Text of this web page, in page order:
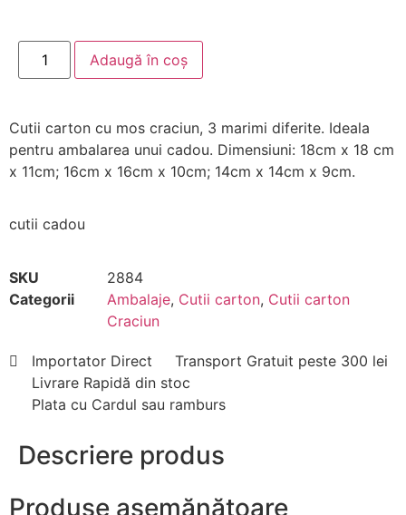
Adaugă în coș
Cutii carton cu mos craciun, 3 marimi diferite. Ideala
pentru ambalarea unui cadou. Dimensiuni: 18cm x 18 cm
x 11cm; 16cm x 16cm x 10cm; 14cm x 14cm x 9cm.
cutii cadou
SKU
2884
Categorii
Ambalaje, Cutii carton, Cutii carton
Craciun
Importator Direct
Transport Gratuit peste 300 lei
Livrare Rapidă din stoc
Plata cu Cardul sau ramburs
Descriere produs
Produse asemănătoare